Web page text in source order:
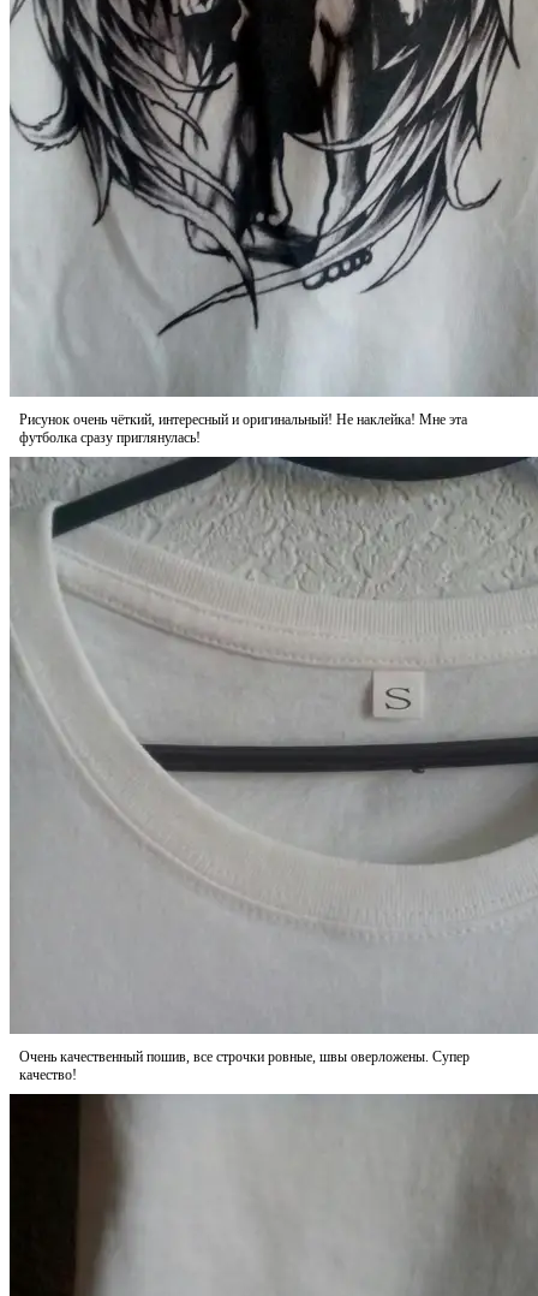
Рисунок очень чёткий, интересный и оригинальный! Не наклейка! Мне эта
футболка сразу приглянулась!
Очень качественный пошив, все строчки ровные, швы оверложены. Супер
качество!